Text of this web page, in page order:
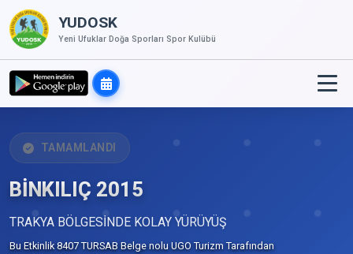
YUDOSK
Yeni Ufuklar Doğa Sporları Spor Kulübü
TAMAMLANDI
BİNKILIÇ 2015
TRAKYA BÖLGESİNDE KOLAY YÜRÜYÜŞ
Bu Etkinlik 8407 TURSAB Belge nolu UGO Turizm Tarafından